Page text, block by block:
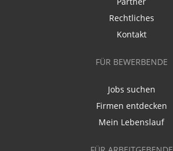
Rechtliches
Kontakt
FÜR BEWERBENDE
Jobs suchen
Firmen entdecken
Mein Lebenslauf